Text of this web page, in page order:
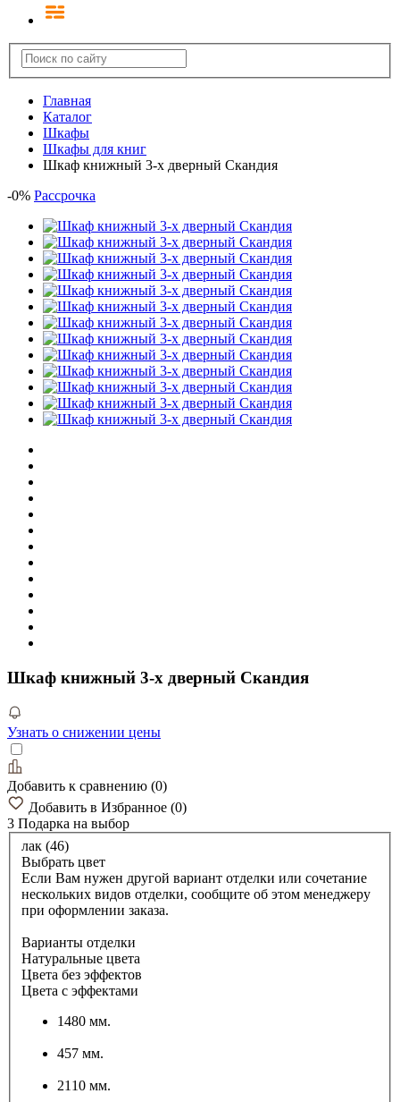
Главная
Каталог
Шкафы
Шкафы для книг
Шкаф книжный 3-х дверный Скандия
-0% Рассрочка
Шкаф книжный 3-х дверный Скандия
Узнать о снижении цены
Добавить к сравнению (0)
Добавить в Избранное (0)
3 Подарка на выбор
лак (46)
Выбрать цвет
Если Вам нужен другой вариант отделки или сочетание
нескольких видов отделки, сообщите об этом менеджеру
при оформлении заказа.
Варианты отделки
Натуральные цвета
Цвета без эффектов
Цвета с эффектами
1480 мм.
457 мм.
2110 мм.